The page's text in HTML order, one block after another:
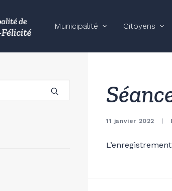
Municipalité Citoyens
11 janvier 2022